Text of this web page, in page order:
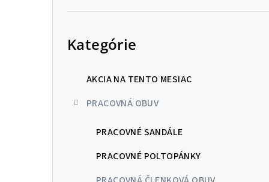
Kategórie
AKCIA NA TENTO MESIAC
PRACOVNÁ OBUV
PRACOVNÉ SANDÁLE
PRACOVNÉ POLTOPÁNKY